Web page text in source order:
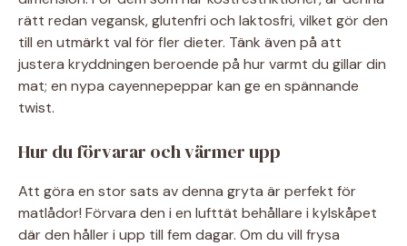
rätt redan vegansk, glutenfri och laktosfri, vilket gör den
till en utmärkt val för fler dieter. Tänk även på att
justera kryddningen beroende på hur varmt du gillar din
mat; en nypa cayennepeppar kan ge en spännande
twist.
Hur du förvarar och värmer upp
Att göra en stor sats av denna gryta är perfekt för
matlådor! Förvara den i en lufttät behållare i kylskåpet
där den håller i upp till fem dagar. Om du vill frysa